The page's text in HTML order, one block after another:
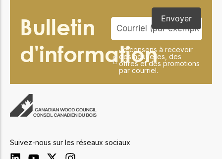
Bulletin
d'information
Je consens à recevoir
des nouvelles, des
offres et des promotions
par courriel.
Envoyer
Suivez-nous sur les réseaux sociaux